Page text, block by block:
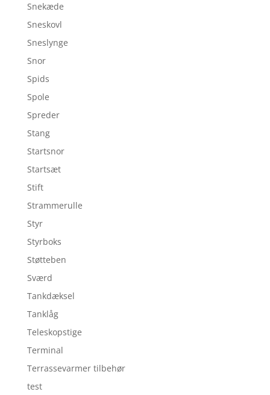
Snekæde
Sneskovl
Sneslynge
Snor
Spids
Spole
Spreder
Stang
Startsnor
Startsæt
Stift
Strammerulle
Styr
Styrboks
Støtteben
Sværd
Tankdæksel
Tanklåg
Teleskopstige
Terminal
Terrassevarmer tilbehør
test